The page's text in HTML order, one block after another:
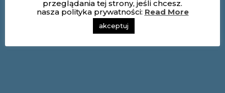
przeglądania tej strony, jeśli chcesz.
nasza polityka prywatności: Read More
akceptuj